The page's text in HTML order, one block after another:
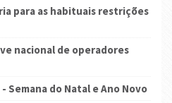
para as habituais restrições
nacional de operadores
Semana do Natal e Ano Novo